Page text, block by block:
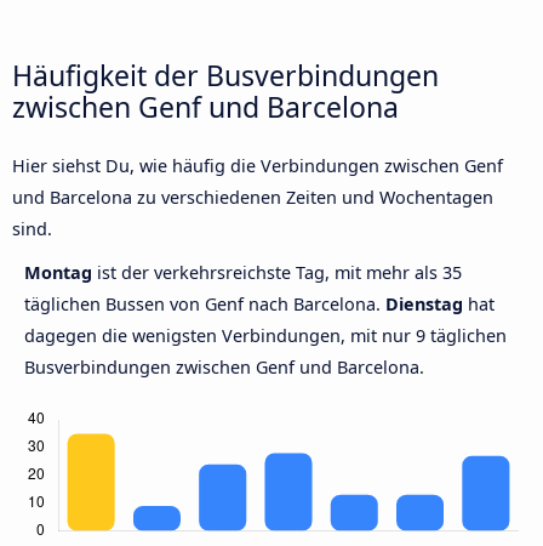
Häufigkeit der Busverbindungen
zwischen Genf und Barcelona
Hier siehst Du, wie häufig die Verbindungen zwischen Genf
und Barcelona zu verschiedenen Zeiten und Wochentagen
sind.
Montag ist der verkehrsreichste Tag, mit mehr als 35
täglichen Bussen von Genf nach Barcelona. Dienstag hat
dagegen die wenigsten Verbindungen, mit nur 9 täglichen
Busverbindungen zwischen Genf und Barcelona.